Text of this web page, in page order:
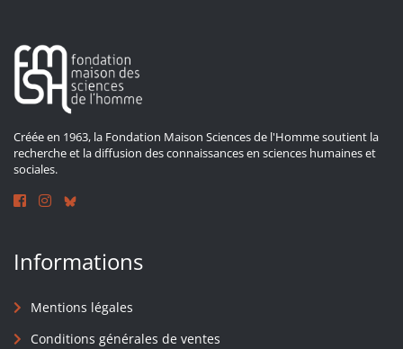
Créée en 1963, la Fondation Maison Sciences de l'Homme soutient la
recherche et la diffusion des connaissances en sciences humaines et
sociales.
Informations
Mentions légales
Conditions générales de ventes